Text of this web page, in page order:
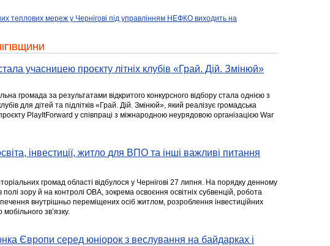
теплових мереж у Чернігові під управлінням НЕФКО виходить на
учасницею проєкту літніх клубів «Грай. Дій. Змінюй»
громада за результатами відкритого конкурсного відбору стала однією з
для дітей та підлітків «Грай. Дій. Змінюй», який реалізує громадська
PlayItForward у співпраці з міжнародною неурядовою організацією War
інвестиції, житло для ВПО та інші важливі питання
громад області відбулося у Чернігові 27 липня. На порядку денному
зору й на контролі ОВА, зокрема освоєння освітніх субвенцій, робота
внутрішньо переміщених осіб житлом, розроблення інвестиційних
зв’язку.
Європи серед юніорок з веслування на байдарках і